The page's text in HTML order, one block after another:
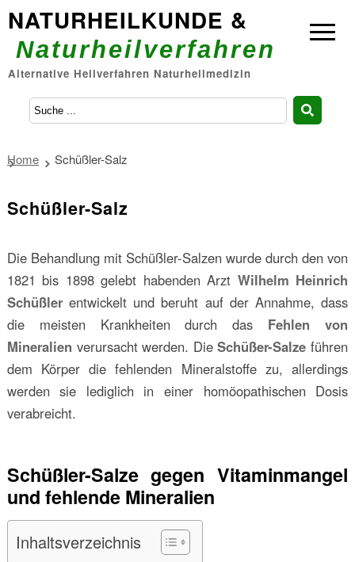
NATURHEILKUNDE &
Naturheilverfahren
Alternative Heilverfahren Naturheilmedizin
Home Schüßler-Salz
Schüßler-Salz
Die Behandlung mit Schüßler-Salzen wurde durch den von
1821 bis 1898 gelebt habenden Arzt Wilhelm Heinrich
Schüßlerentwickelt und beruht auf der Annahme, dass
die meisten Krankheiten durch das Fehlen von
Mineralien verursacht werden. DieSchüßer-Salze führen
dem Körper die fehlenden Mineralstoffe zu, allerdings
werden sie lediglich in einer homöopathischen Dosis
verabreicht.
Schüßler-Salze gegen Vitaminmangel
und fehlende Mineralien
Inhaltsverzeichnis